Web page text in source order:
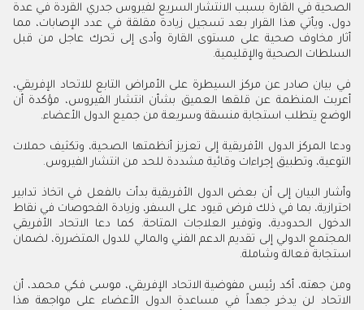
الصحية في القارة بسبب الانتشار السريع لفيروس جدري القردة في عدة
دول، ويأتي هذا القرار بعد تسجيل زيادة مقلقة في عدد الإصابات، مما
أثار مخاوف صحية على مستوى القارة وأدى إلى تحرك عاجل من قبل
السلطات الصحية والإقليمية.
في بيان صادر عن مركز السيطرة على الأمراض التابع للاتحاد الإفريقي،
أعربت المنظمة عن قلقها العميق بشأن انتشار الفيروس، مؤكدة أن
الوضع يتطلب استجابة منسقة وسريعة من جميع الدول الأعضاء.
ودعا المركز الدول الأفريقية إلى تعزيز أنظمتها الصحية، وتكثيف حملات
التوعية، وتطبيق إجراءات وقائية مشددة للحد من انتشار الفيروس.
وأشار البيان إلى أن بعض الدول الأفريقية بدأت بالفعل في اتخاذ تدابير
احترازية، بما في ذلك فرض قيود على السفر، وزيادة الفحوصات في نقاط
الدخول الحدودية، وتوفير العلاجات المتاحة. كما دعا الاتحاد الأفريقي
المجتمع الدولي إلى تقديم الدعم الفني والمالي للدول المتضررة، لضمان
استجابة فعالة وشاملة.
ومن جهته، أكد رئيس مفوضية الاتحاد الإفريقي، موسى فكي محمد، أن
الاتحاد لن يدخر جهداً في مساعدة الدول الأعضاء على مواجهة هذا